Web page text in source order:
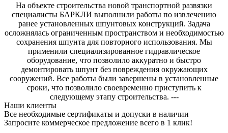
На объекте строительства новой транспортной развязки
специалисты БАРКЛИ выполнили работы по извлечению
ранее установленных шпунтовых конструкций. Задача
осложнялась ограниченным пространством и необходимостью
сохранения шпунта для повторного использования. Мы
применили специализированное гидравлическое
оборудование, что позволило аккуратно и быстро
демонтировать шпунт без повреждения окружающих
сооружений. Все работы были завершены в установленные
сроки, что позволило своевременно приступить к
следующему этапу строительства. ---
Наши клиенты
Все необходимые сертификаты и допуски в наличии
Запросите коммерческое предложение всего в 1 клик!